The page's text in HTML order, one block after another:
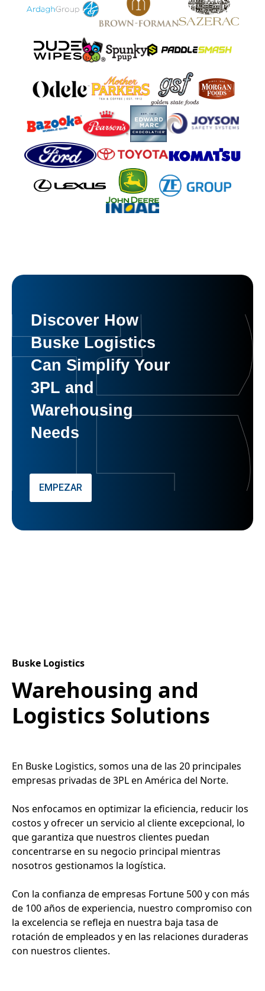
Discover How
Buske Logistics
Can Simplify Your
3PL and
Warehousing
Needs
EMPEZAR
Buske Logistics
Warehousing and
Logistics Solutions
En Buske Logistics, somos una de las 20 principales
empresas privadas de 3PL en América del Norte.
Nos enfocamos en optimizar la eficiencia, reducir los
costos y ofrecer un servicio al cliente excepcional, lo
que garantiza que nuestros clientes puedan
concentrarse en su negocio principal mientras
nosotros gestionamos la logística.
Con la confianza de empresas Fortune 500 y con más
de 100 años de experiencia, nuestro compromiso con
la excelencia se refleja en nuestra baja tasa de
rotación de empleados y en las relaciones duraderas
con nuestros clientes.